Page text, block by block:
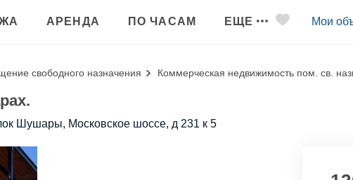
АРЕНДА ПО ЧАСАМ ЕЩЕ Мои
свободного назначения Коммерческая недвижимость пом. св.
Шушары, Московское шоссе, д 231 к 5